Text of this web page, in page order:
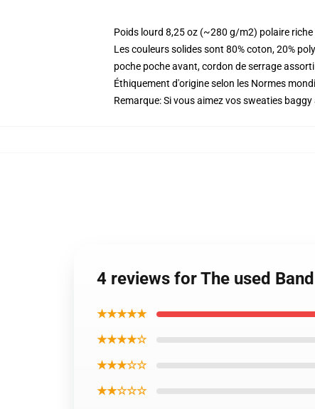
Poids lourd 8,25 oz (~280 g/m2) polaire riche
Les couleurs solides sont 80% coton, 20%
poche poche avant, cordon de serrage
Éthiquement d'origine selon les Normes
Remarque: Si vous aimez vos sweaties baggy
4 reviews for The used
★★★★★
★★★★☆
★★★☆☆
★★☆☆☆